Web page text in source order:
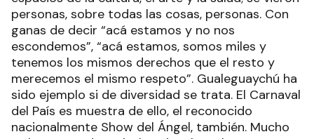
personas, sobre todas las cosas, personas. Con
ganas de decir “acá estamos y no nos
escondemos”, “acá estamos, somos miles y
tenemos los mismos derechos que el resto y
merecemos el mismo respeto”. Gualeguaychú ha
sido ejemplo si de diversidad se trata. El Carnaval
del País es muestra de ello, el reconocido
nacionalmente Show del Ángel, también. Mucho